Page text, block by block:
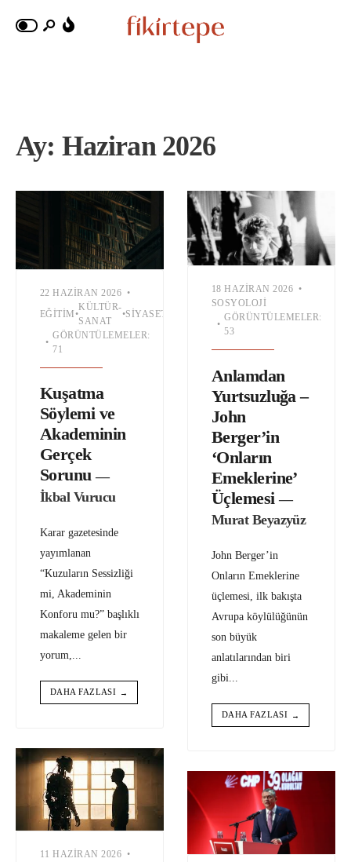
Ay: Haziran 2026
22 HAZIRAN 2026 •
EĞITIM•
KÜLTÜR-
SANAT
•SIYASET
•
GÖRÜNTÜLEMELER:
71
Kuşatma
Söylemi ve
Akademinin
Gerçek
Sorunu —
İkbal Vurucu
Karar gazetesinde
yayımlanan
“Kuzuların Sessizliği
mi, Akademinin
Konforu mu?” başlıklı
makaleme gelen bir
yorum,
DAHA FAZLASI →
18 HAZIRAN 2026 •
SOSYOLOJI
•
GÖRÜNTÜLEMELER:
53
Anlamdan
Yurtsuzluğa –
John
Berger’in
‘Onların
Emeklerine’
Üçlemesi —
Murat Beyazyüz
John Berger’in
Onların Emeklerine
üçlemesi, ilk bakışta
Avrupa köylülüğünün
son büyük
anlatılarından biri
gibi
DAHA FAZLASI →
11 HAZIRAN 2026 •